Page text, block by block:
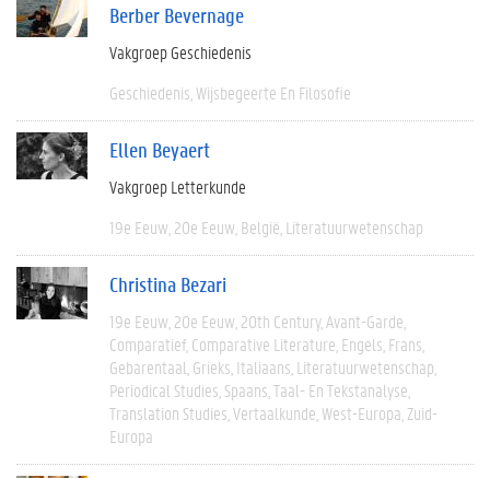
Berber Bevernage
Vakgroep Geschiedenis
Geschiedenis Wijsbegeerte En Filosofie
Ellen Beyaert
Vakgroep Letterkunde
19e Eeuw 20e Eeuw België Literatuurwetenschap
Christina Bezari
19e Eeuw 20e Eeuw 20th Century Avant-Garde
Comparatief Comparative Literature Engels Frans
Gebarentaal Grieks Italiaans Literatuurwetenschap
Periodical Studies Spaans Taal- En Tekstanalyse
Translation Studies Vertaalkunde West-Europa Zuid-
Europa